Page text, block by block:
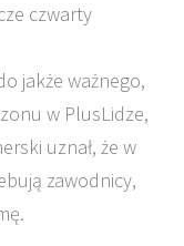
czwarty
jakże ważnego,
w PlusLidze,
uznał, że w
zawodnicy,